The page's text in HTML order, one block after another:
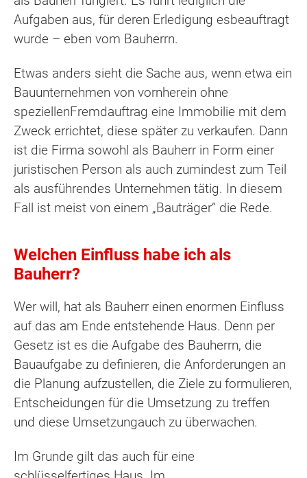
Aufgaben aus, für deren Erledigung esbeauftragt
wurde – eben vom Bauherrn.
Etwas anders sieht die Sache aus, wenn etwa ein
Bauunternehmen von vornherein ohne
speziellenFremdauftrag eine Immobilie mit dem
Zweck errichtet, diese später zu verkaufen. Dann
ist die Firma sowohl als Bauherr in Form einer
juristischen Person als auch zumindest zum Teil
als ausführendes Unternehmen tätig. In diesem
Fall ist meist von einem „Bauträger“ die Rede.
Welchen Einfluss habe ich als
Bauherr?
Wer will, hat als Bauherr einen enormen Einfluss
auf das am Ende entstehende Haus. Denn per
Gesetz ist es die Aufgabe des Bauherrn, die
Bauaufgabe zu definieren, die Anforderungen an
die Planung aufzustellen, die Ziele zu formulieren,
Entscheidungen für die Umsetzung zu treffen
und diese Umsetzungauch zu überwachen.
Im Grunde gilt das auch für eine